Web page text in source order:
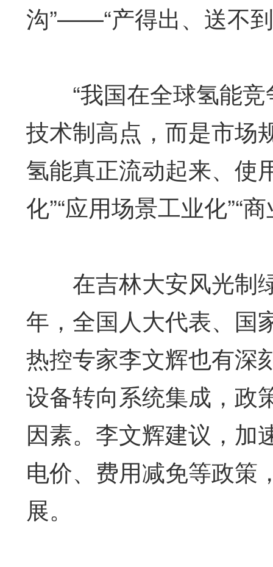
沟”——“产得出、送不
“我国在全球氢能竞
技术制高点，而是市场
氢能真正流动起来、使
化”“应用场景工业化”“
在吉林大安风光制绿
年，全国人大代表、国
热控专家李文辉也有深
设备转向系统集成，政
因素。李文辉建议，加
电价、费用减免等政策
展。